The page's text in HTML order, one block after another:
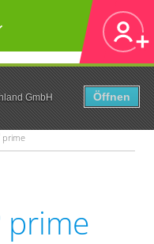
GmbH
Öffnen
prime
prime